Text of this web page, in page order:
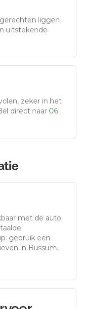
liggen
uitstekende
zeker in het
direct naar 06
met de auto.
gebruik een
in Bussum.